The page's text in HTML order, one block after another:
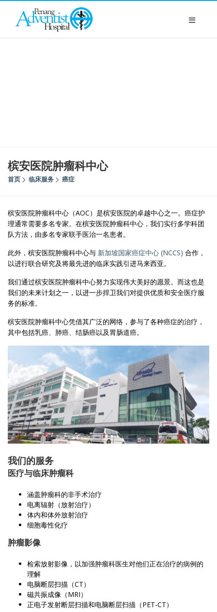
槟安医院肿瘤科中心
首页 临床服务 癌症
槟安医院肿瘤科中心（AOC）是槟安医院的卓越中心之一。癌症护
理通常需要多名专家。在槟安医院肿瘤科中心，我们实行多学科团
队方法，由多名专家联手医治一名患者。
此外，槟安医院肿瘤科中心与 新加坡国家癌症中心 (NCCS) 合作，
以进行联合研究及将最先进的临床实践引进马来西亚。
我们通过槟安医院肿瘤科中心努力实现伟大美好的愿景。而这也是
我们的未来计划之一，以进一步捍卫我们对提供优质和安全医疗服
务的标准。
槟安医院肿瘤科中心凭借其广泛的网络，参与了各种癌症的治疗，
其中包括乳癌、肺癌、结肠癌以及胃肠道癌。
我们的服务
医疗与临床肿瘤科
涵盖肿瘤科的非手术治疗
电离辐射（放射治疗）
体内和体外放射治疗
细胞毒性化疗
肿瘤影像
检索放射影像，以加强肿瘤科医生对他们正在治疗的病例的
理解
电脑断层扫描（CT）
磁共振成像（MRI）
正电子发射断层扫描和电脑断层扫描（PET-CT）